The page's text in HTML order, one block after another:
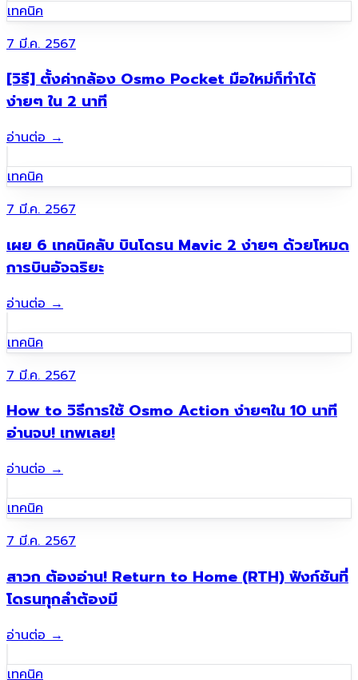
เทคนิค
7 มี.ค. 2567
[วิธี] ตั้งค่ากล้อง Osmo Pocket มือใหม่ก็ทำได้
ง่ายๆ ใน 2 นาที
อ่านต่อ→
เทคนิค
7 มี.ค. 2567
เผย 6 เทคนิคลับ บินโดรน Mavic 2 ง่ายๆ ด้วยโหมด
การบินอัจฉริยะ
อ่านต่อ →
เทคนิค
7 มี.ค. 2567
How to วิธีการใช้ Osmo Action ง่ายๆใน 10 นาที
อ่านจบ! เทพเลย!
อ่านต่อ→
เทคนิค
7 มี.ค. 2567
สาวก ต้องอ่าน! Return to Home (RTH) ฟังก์ชันที่
โดรนทุกลำต้องมี
อ่านต่อ →
เทคนิค